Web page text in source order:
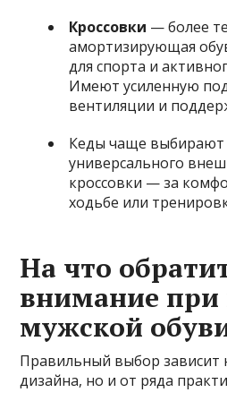
Кроссовки — более
амортизирующая
для спорта и
Имеют усиленную
вентиляции и
Кеды чаще выбирают
универсального
кроссовки — за
ходьбе или
На что
внимание при
мужской
Правильный выбор зависит
дизайна, но и от ряда